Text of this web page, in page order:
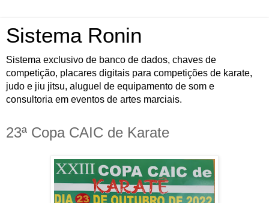
Sistema Ronin
Sistema exclusivo de banco de dados, chaves de
competição, placares digitais para competições de karate,
judo e jiu jitsu, aluguel de equipamento de som e
consultoria em eventos de artes marciais.
23ª Copa CAIC de Karate